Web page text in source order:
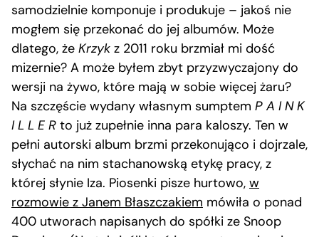
samodzielnie komponuje i produkuje – jakoś nie
mogłem się przekonać do jej albumów. Może
dlatego, że Krzyk z 2011 roku brzmiał mi dość
mizernie? A może byłem zbyt przyzwyczajony do
wersji na żywo, które mają w sobie więcej żaru?
Na szczęście wydany własnym sumptem P A I N K
I L L E R to już zupełnie inna para kaloszy. Ten w
pełni autorski album brzmi przekonująco i dojrzale,
słychać na nim stachanowską etykę pracy, z
której słynie Iza. Piosenki pisze hurtowo, w
rozmowie z Janem Błaszczakiem mówiła o ponad
400 utworach napisanych do spółki ze Snoop